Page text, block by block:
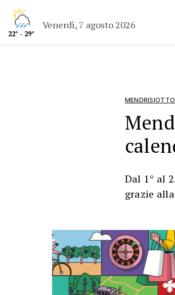
22° - 29°
Venerdì, 7 agosto 2026
MENDRISIOTTO
Dal 1° al
grazie